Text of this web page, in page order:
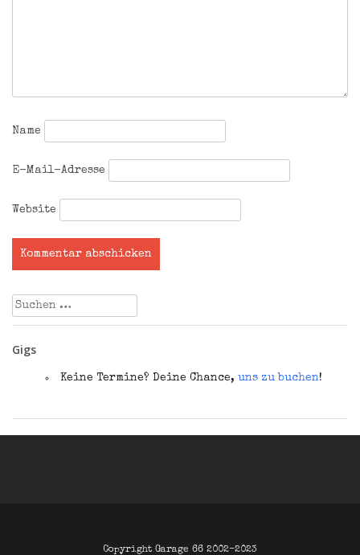
Name
E-Mail-Adresse
Website
Suchen
nach:
Gigs
Keine Termine? Deine Chance, uns zu buchen!
Copyright Garage 66 2002–2023